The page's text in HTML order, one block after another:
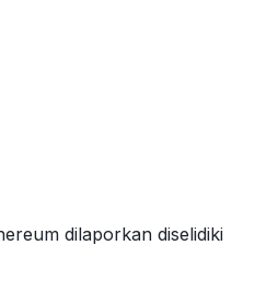
dilaporkan diselidiki